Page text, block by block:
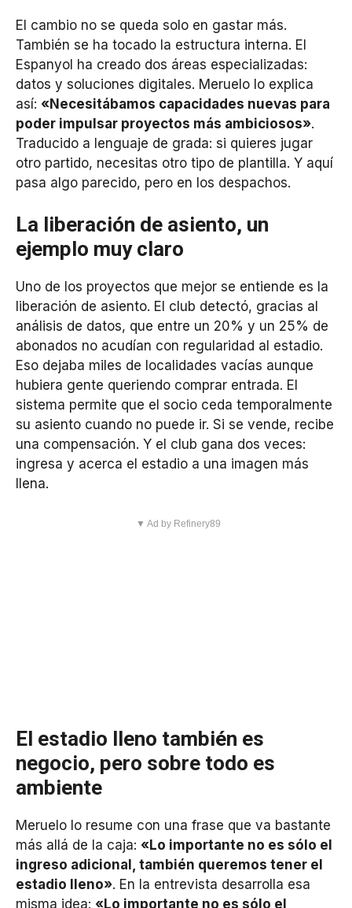
El cambio no se queda solo en gastar más.
También se ha tocado la estructura interna. El
Espanyol ha creado dos áreas especializadas:
datos y soluciones digitales. Meruelo lo explica
así: «Necesitábamos capacidades nuevas para
poder impulsar proyectos más ambiciosos».
Traducido a lenguaje de grada: si quieres jugar
otro partido, necesitas otro tipo de plantilla. Y aquí
pasa algo parecido, pero en los despachos.
La liberación de asiento, un
ejemplo muy claro
Uno de los proyectos que mejor se entiende es la
liberación de asiento. El club detectó, gracias al
análisis de datos, que entre un 20% y un 25% de
abonados no acudían con regularidad al estadio.
Eso dejaba miles de localidades vacías aunque
hubiera gente queriendo comprar entrada. El
sistema permite que el socio ceda temporalmente
su asiento cuando no puede ir. Si se vende, recibe
una compensación. Y el club gana dos veces:
ingresa y acerca el estadio a una imagen más
llena.
▼ Ad by Refinery89
El estadio lleno también es
negocio, pero sobre todo es
ambiente
Meruelo lo resume con una frase que va bastante
más allá de la caja: «Lo importante no es sólo el
ingreso adicional, también queremos tener el
estadio lleno». En la entrevista desarrolla esa
misma idea: «Lo importante no es sólo el